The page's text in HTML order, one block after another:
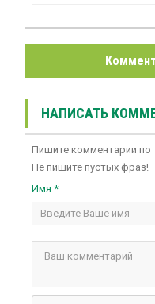
НАПИСАТЬ
Пишите комментарии по
Не пишите пустых фраз!
Имя *